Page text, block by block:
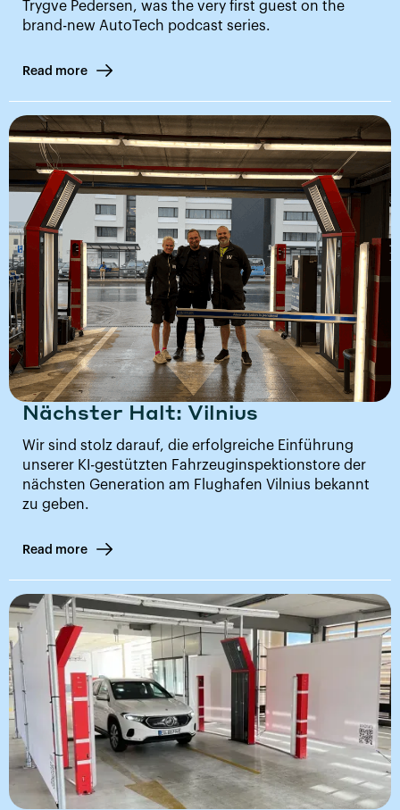
Trygve Pedersen, was the very first guest on the
brand-new AutoTech podcast series.
Read more
Nächster Halt: Vilnius
Wir sind stolz darauf, die erfolgreiche Einführung
unserer KI-gestützten Fahrzeuginspektionstore der
nächsten Generation am Flughafen Vilnius bekannt
zu geben.
Read more